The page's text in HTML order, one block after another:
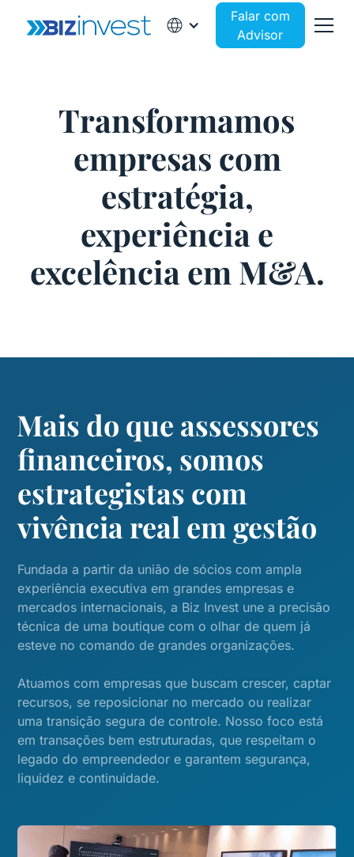
Falar com
Advisor
Transformamos
empresas com
estratégia,
experiência e
excelência em M&A.
Mais do que assessores
financeiros, somos
estrategistas com
vivência real em gestão
Fundada a partir da união de sócios com ampla
experiência executiva em grandes empresas e
mercados internacionais, a Biz Invest une a precisão
técnica de uma boutique com o olhar de quem já
esteve no comando de grandes organizações.
Atuamos com empresas que buscam crescer, captar
recursos, se reposicionar no mercado ou realizar
uma transição segura de controle. Nosso foco está
em transações bem estruturadas, que respeitam o
legado do empreendedor e garantem segurança,
liquidez e continuidade.